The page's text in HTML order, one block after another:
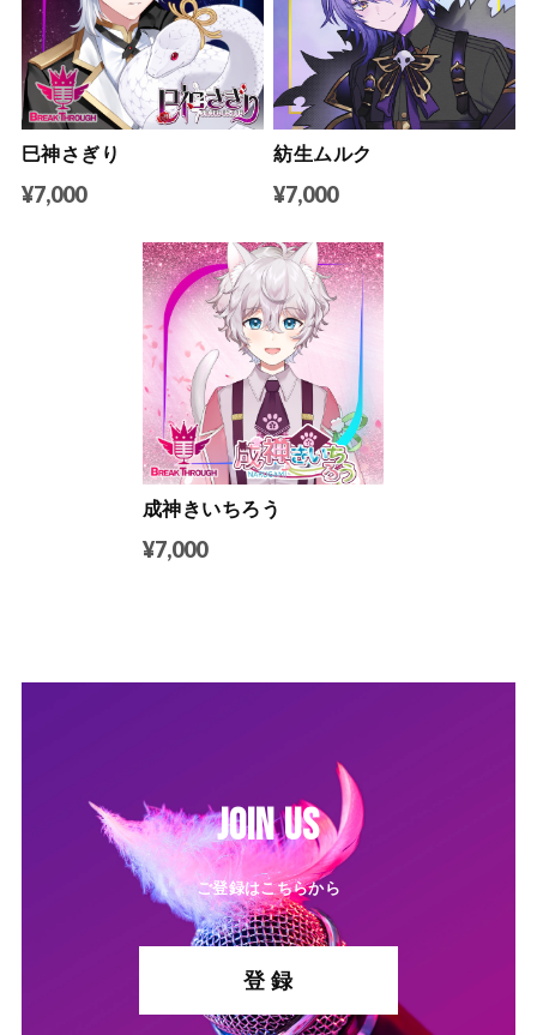
巳神さぎり
¥7,000
紡生ムルク
¥7,000
成神きいちろう
¥7,000
JOIN US
ご登録はこちらから
登 録